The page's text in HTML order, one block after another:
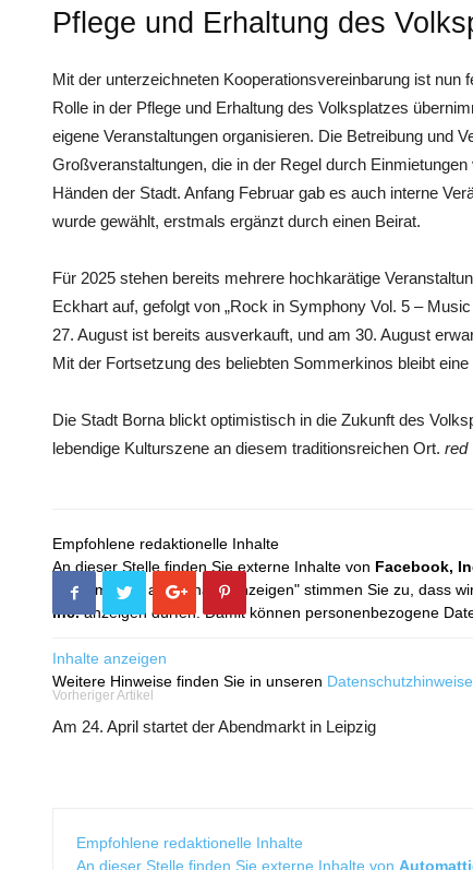
Pflege und Erhaltung des
Mit der unterzeichneten Kooperationsvereinbarung ist nun
Rolle in der Pflege und Erhaltung des Volksplatzes
eigene Veranstaltungen organisieren. Die Betreibung und
Großveranstaltungen, die in der Regel durch
Händen der Stadt. Anfang Februar gab es auch interne
wurde gewählt, erstmals ergänzt durch einen Beirat.
Für 2025 stehen bereits mehrere hochkarätige
Eckhart auf, gefolgt von „Rock in Symphony Vol. 5 –
27. August ist bereits ausverkauft, und am 30. August
Mit der Fortsetzung des beliebten Sommerkinos bleibt
Die Stadt Borna blickt optimistisch in die Zukunft des
lebendige Kulturszene an diesem traditionsreichen Ort. red
Empfohlene redaktionelle Inhalte
An dieser Stelle finden Sie externe Inhalte von Facebook,
Mit dem Klick auf "Inhalte anzeigen" stimmen Sie zu, dass
Inc.anzeigen dürfen. Damit können personenbezogene
Inhalte anzeigen
Weitere Hinweise finden Sie in unseren
Vorheriger Artikel
Am 24. April startet der Abendmarkt in Leipzig
Empfohlene redaktionelle Inhalte
An dieser Stelle finden Sie externe Inhalte von